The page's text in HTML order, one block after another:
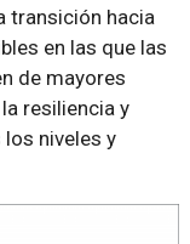
transición hacia
en las que las
de mayores
resiliencia y
niveles y